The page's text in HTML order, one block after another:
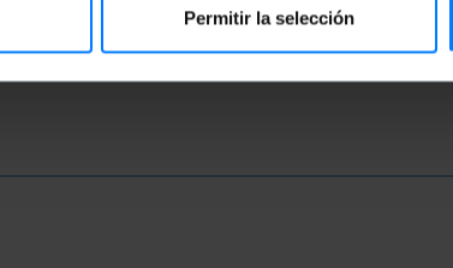
Permitir la selección